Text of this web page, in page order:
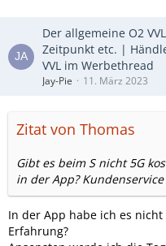
Der allgemeine O2
Zeitpunkt etc. |
VVL im Werbethread
Jay-Pie 11. März 2023
Zitat von Thomas
Gibt es beim S nicht 5G
in der App?
In der App habe ich es
Erfahrung?